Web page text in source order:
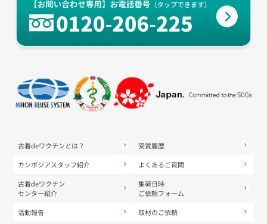
古着deワクチンとは？
カンボジアスタッフ紹介
古着deワクチン
センター紹介
活動報告
受賞履歴
よくあるご質問
集荷日時
ご依頼フォーム
取材のご依頼